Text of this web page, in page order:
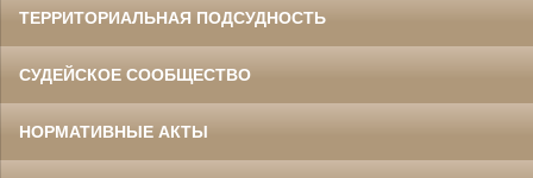
ТЕРРИТОРИАЛЬНАЯ ПОДСУДНОСТЬ
СУДЕЙСКОЕ СООБЩЕСТВО
НОРМАТИВНЫЕ АКТЫ